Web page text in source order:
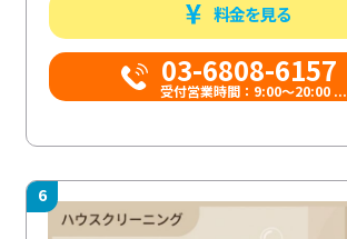
料金を見る
03-6808-6157
受付営業時間：9:00〜20:00 ...
6